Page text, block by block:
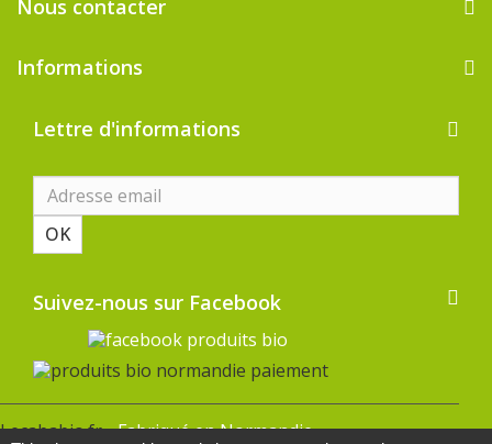
Nous contacter
Informations
Lecababio.fr -Fabriqué en Normandie
Lettre d'informations
OK
Suivez-nous sur Facebook